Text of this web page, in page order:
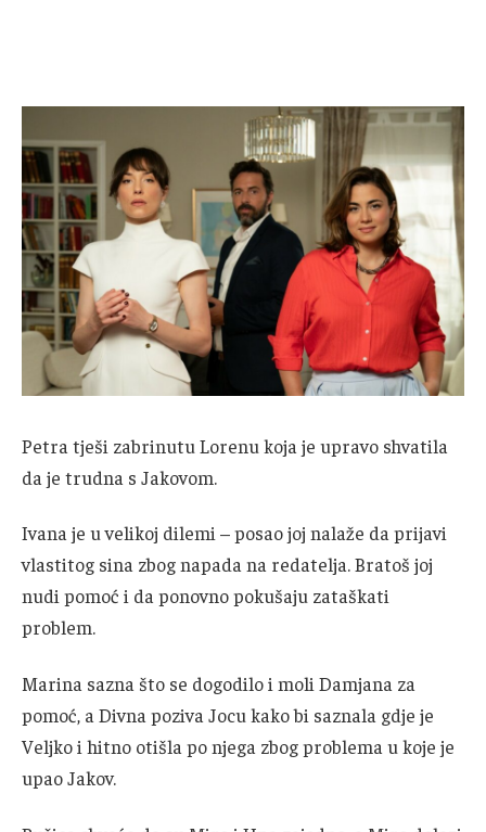
Petra tješi zabrinutu Lorenu koja je upravo shvatila
da je trudna s Jakovom.
Ivana je u velikoj dilemi – posao joj nalaže da prijavi
vlastitog sina zbog napada na redatelja. Bratoš joj
nudi pomoć i da ponovno pokušaju zataškati
problem.
Marina sazna što se dogodilo i moli Damjana za
pomoć, a Divna poziva Jocu kako bi saznala gdje je
Veljko i hitno otišla po njega zbog problema u koje je
upao Jakov.